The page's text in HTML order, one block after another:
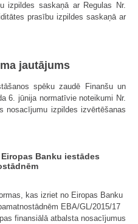
izpildes saskaņā ar Regulas Nr.
prasību izpildes saskaņā ar
jautājums
spēku zaudē Finanšu un
6. jūnija normatīvie noteikumi Nr.
nosacījumu izpildes izvērtēšanas
Banku iestādes
kas izriet no Eiropas Banku
EBA/GL/2015/17
finansiālā atbalsta nosacījumus